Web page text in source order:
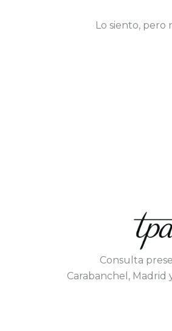
Lo siento,
Consulta
Carabanchel, Madrid